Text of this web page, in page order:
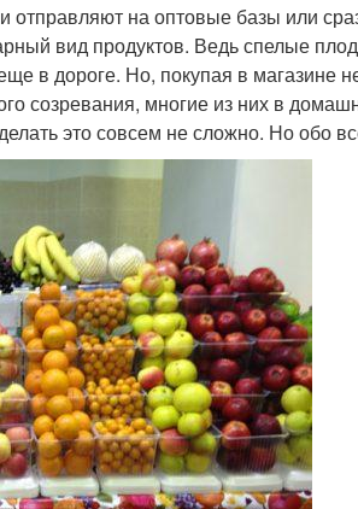
на оптовые базы или
вид продуктов. Ведь спелые
в дороге. Но, покупая в магазине
созревания, многие из них в
это совсем не сложно. Но обо